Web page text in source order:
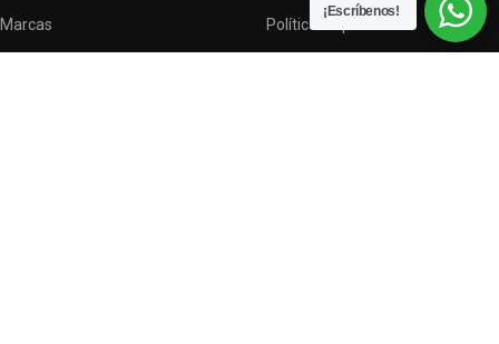
Marcas Política de privacidad
¡Escríbenos!